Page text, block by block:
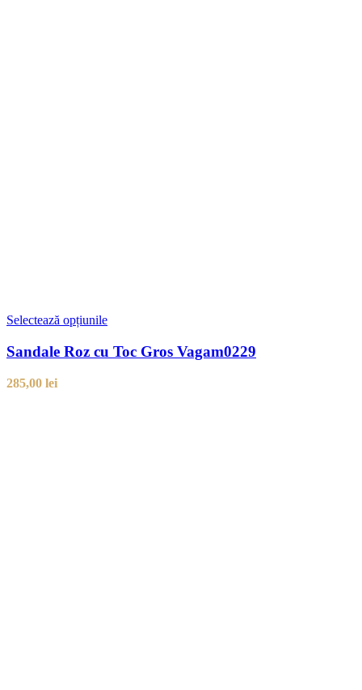
Selectează opțiunile
Sandale Roz cu Toc Gros Vagam0229
285,00 lei